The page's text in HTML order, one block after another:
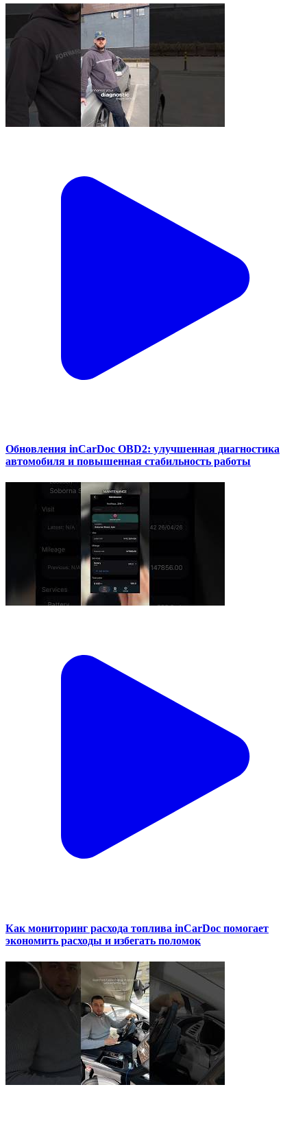
Обновления inCarDoc OBD2: улучшенная диагностика
автомобиля и повышенная стабильность работы
Как мониторинг расхода топлива inCarDoc помогает
экономить расходы и избегать поломок